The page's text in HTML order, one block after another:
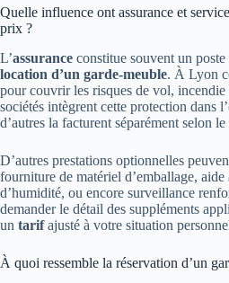
Quelle influence ont assurance et
prix ?
L’assurance constitue souvent un
location d’un garde-meuble. À Lyon
pour couvrir les risques de vol, incendie
sociétés intègrent cette protection dans
d’autres la facturent séparément selon
D’autres prestations optionnelles
fourniture de matériel d’emballage,
d’humidité, ou encore surveillance
demander le détail des suppléments
un tarifajusté à votre situation
À quoi ressemble la réservation d’un